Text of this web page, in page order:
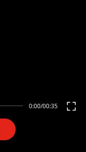
0:00/00:35